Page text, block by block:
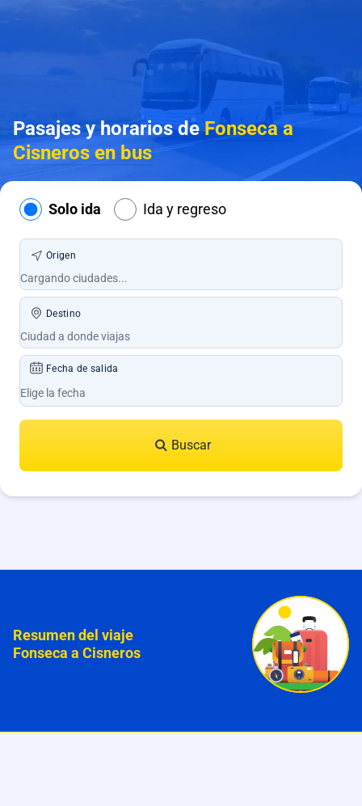
Pasajes y horarios deFonseca a
Cisneros en bus
Solo ida Ida y regreso
Origen
Destino
Fecha de salida
Buscar
Resumen del viaje
Fonseca a Cisneros